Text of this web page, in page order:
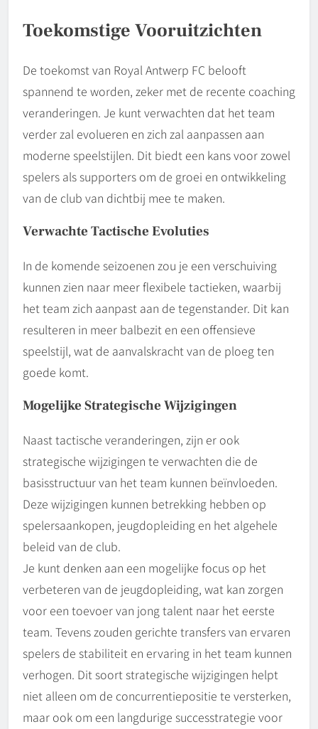
Toekomstige Vooruitzichten
De toekomst van Royal Antwerp FC belooft
spannend te worden, zeker met de recente coaching
veranderingen. Je kunt verwachten dat het team
verder zal evolueren en zich zal aanpassen aan
moderne speelstijlen. Dit biedt een kans voor zowel
spelers als supporters om de groei en ontwikkeling
van de club van dichtbij mee te maken.
Verwachte Tactische Evoluties
In de komende seizoenen zou je een verschuiving
kunnen zien naar meer flexibele tactieken, waarbij
het team zich aanpast aan de tegenstander. Dit kan
resulteren in meer balbezit en een offensieve
speelstijl, wat de aanvalskracht van de ploeg ten
goede komt.
Mogelijke Strategische Wijzigingen
Naast tactische veranderingen, zijn er ook
strategische wijzigingen te verwachten die de
basisstructuur van het team kunnen beïnvloeden.
Deze wijzigingen kunnen betrekking hebben op
spelersaankopen, jeugdopleiding en het algehele
beleid van de club.
Je kunt denken aan een mogelijke focus op het
verbeteren van de jeugdopleiding, wat kan zorgen
voor een toevoer van jong talent naar het eerste
team. Tevens zouden gerichte transfers van ervaren
spelers de stabiliteit en ervaring in het team kunnen
verhogen. Dit soort strategische wijzigingen helpt
niet alleen om de concurrentiepositie te versterken,
maar ook om een langdurige successtrategie voor